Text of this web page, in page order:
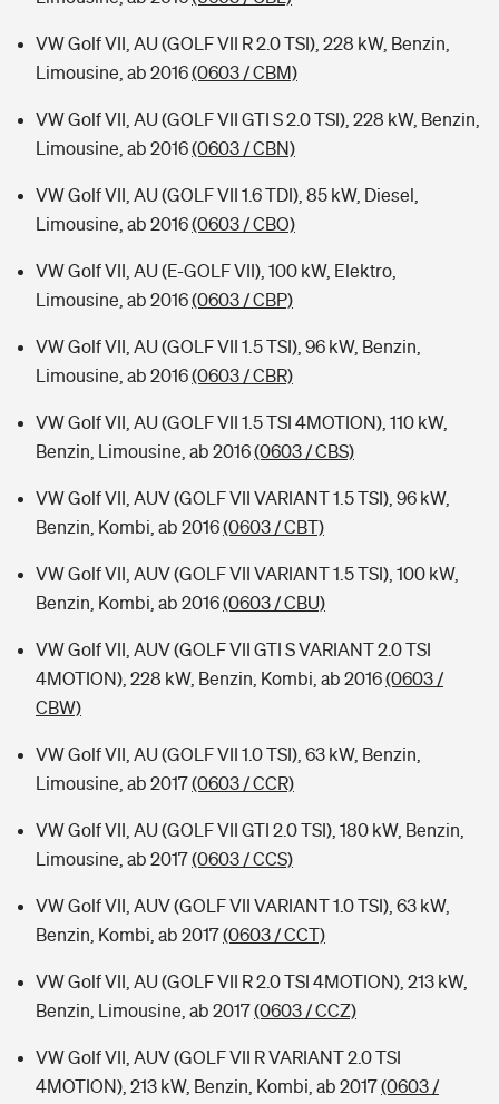
VW Golf VII, AU (GOLF VII R 2.0 TSI), 228 kW, Benzin,
Limousine, ab 2016(0603 / CBM)
VW Golf VII, AU (GOLF VII GTI S 2.0 TSI), 228 kW, Benzin,
Limousine, ab 2016(0603 / CBN)
VW Golf VII, AU (GOLF VII 1.6 TDI), 85 kW, Diesel,
Limousine, ab 2016(0603 / CBO)
VW Golf VII, AU (E-GOLF VII), 100 kW, Elektro,
Limousine, ab 2016(0603 / CBP)
VW Golf VII, AU (GOLF VII 1.5 TSI), 96 kW, Benzin,
Limousine, ab 2016(0603 / CBR)
VW Golf VII, AU (GOLF VII 1.5 TSI 4MOTION), 110 kW,
Benzin, Limousine, ab 2016(0603 / CBS)
VW Golf VII, AUV (GOLF VII VARIANT 1.5 TSI), 96 kW,
Benzin, Kombi, ab 2016(0603 / CBT)
VW Golf VII, AUV (GOLF VII VARIANT 1.5 TSI), 100 kW,
Benzin, Kombi, ab 2016(0603 / CBU)
VW Golf VII, AUV (GOLF VII GTI S VARIANT 2.0 TSI
4MOTION), 228 kW, Benzin, Kombi, ab 2016(0603 /
CBW)
VW Golf VII, AU (GOLF VII 1.0 TSI), 63 kW, Benzin,
Limousine, ab 2017(0603 / CCR)
VW Golf VII, AU (GOLF VII GTI 2.0 TSI), 180 kW, Benzin,
Limousine, ab 2017(0603 / CCS)
VW Golf VII, AUV (GOLF VII VARIANT 1.0 TSI), 63 kW,
Benzin, Kombi, ab 2017(0603 / CCT)
VW Golf VII, AU (GOLF VII R 2.0 TSI 4MOTION), 213 kW,
Benzin, Limousine, ab 2017(0603 / CCZ)
VW Golf VII, AUV (GOLF VII R VARIANT 2.0 TSI
4MOTION), 213 kW, Benzin, Kombi, ab 2017(0603 /